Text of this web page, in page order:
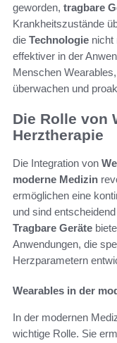
geworden, tragbare
Krankheitszustände
die Technologie nicht
effektiver in der
Menschen
überwachen und
Die Rolle von
Herztherapie
Die Integration von
moderne Medizin
ermöglichen eine
und sind
Tragbare Geräte
Anwendungen, die
Herzparametern
Wearables in der
In der modernen
wichtige Rolle. Sie